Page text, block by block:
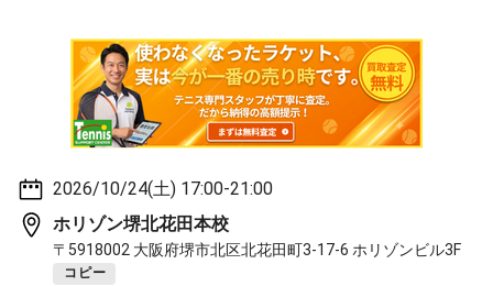
2026/10/24(土) 17:00-21:00
ホリゾン堺北花田本校
〒5918002 大阪府堺市北区北花田町3-17-6 ホリゾンビル3F
コピー